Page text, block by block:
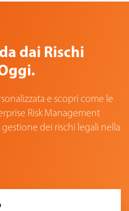
dai Rischi
e scopri come le
Risk Management
dei rischi legali nella